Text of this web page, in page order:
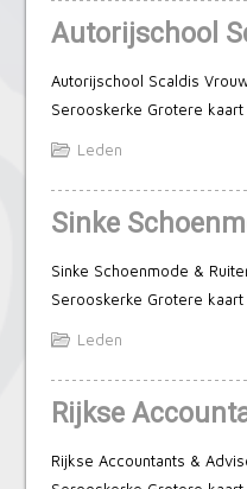
Autorijschool
Autorijschool Scaldis
Serooskerke Grotere
Leden
Sinke
Sinke Schoenmode &
Serooskerke Grotere
Leden
Rijkse
Rijkse Accountants &